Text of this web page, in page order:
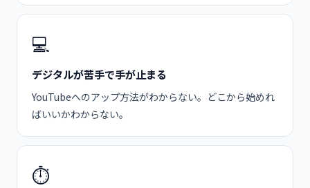
💻
デジタルが苦手で手が止まる
YouTubeへのアップ方法がわからない。どこから始めれ
ばいいかわからない。
⏱️